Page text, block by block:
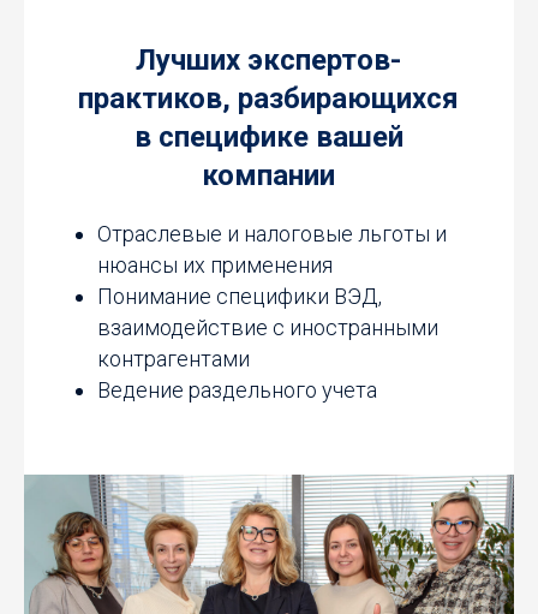
Лучших экспертов-
практиков, разбирающихся
в специфике вашей
компании
Отраслевые и налоговые льготы и
нюансы их применения
Понимание специфики ВЭД,
взаимодействие с иностранными
контрагентами
Ведение раздельного учета